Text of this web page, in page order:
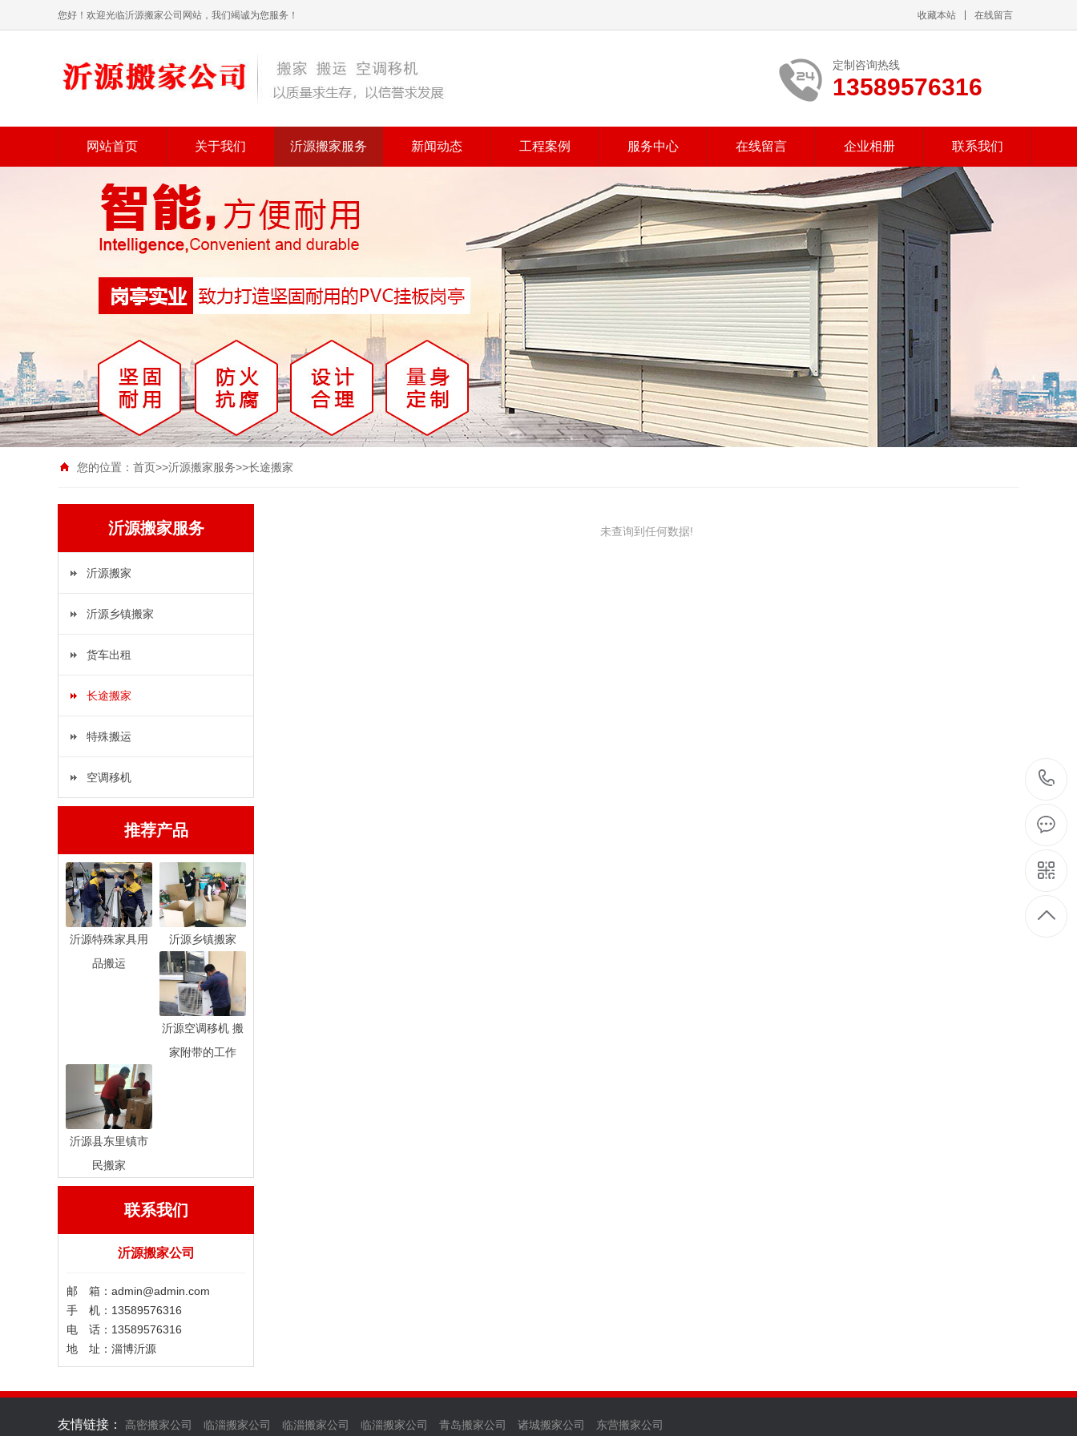
您好！欢迎光临沂源搬家公司网站，我们竭诚为您服务！ 收藏本站 在线留言
定制咨询热线
13589576316
网站首页 关于我们 沂源搬家服务 新闻动态 工程案例 服务中心 在线留言 企业相册 联系我们
您的位置： 首页>>沂源搬家服务>>长途搬家
沂源搬家服务
沂源搬家
沂源乡镇搬家
货车出租
长途搬家
特殊搬运
空调移机
推荐产品
沂源特殊家具用
品搬运
沂源乡镇搬家
沂源空调移机 搬
家附带的工作
沂源县东里镇市
民搬家
联系我们
沂源搬家公司
邮 箱：admin@admin.com
手 机：13589576316
电 话：13589576316
地 址：淄博沂源
未查询到任何数据!
友情链接： 高密搬家公司 临淄搬家公司 临淄搬家公司 临淄搬家公司 青岛搬家公司 诸城搬家公司 东营搬家公司